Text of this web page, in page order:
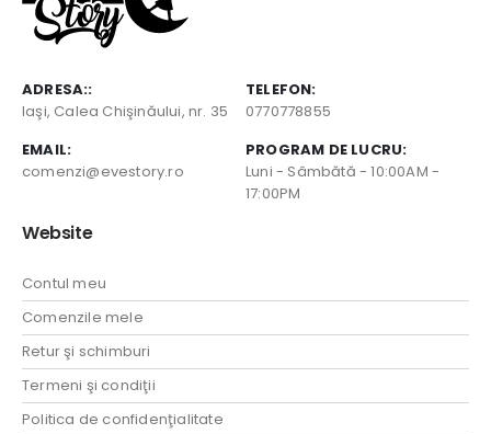
ADRESA::
Iaşi, Calea Chişinăului, nr. 35
TELEFON:
0770778855
EMAIL:
comenzi@evestory.ro
PROGRAM DE LUCRU:
Luni - Sâmbătă - 10:00AM -
17:00PM
Website
Contul meu
Comenzile mele
Retur şi schimburi
Termeni şi condiţii
Politica de confidenţialitate